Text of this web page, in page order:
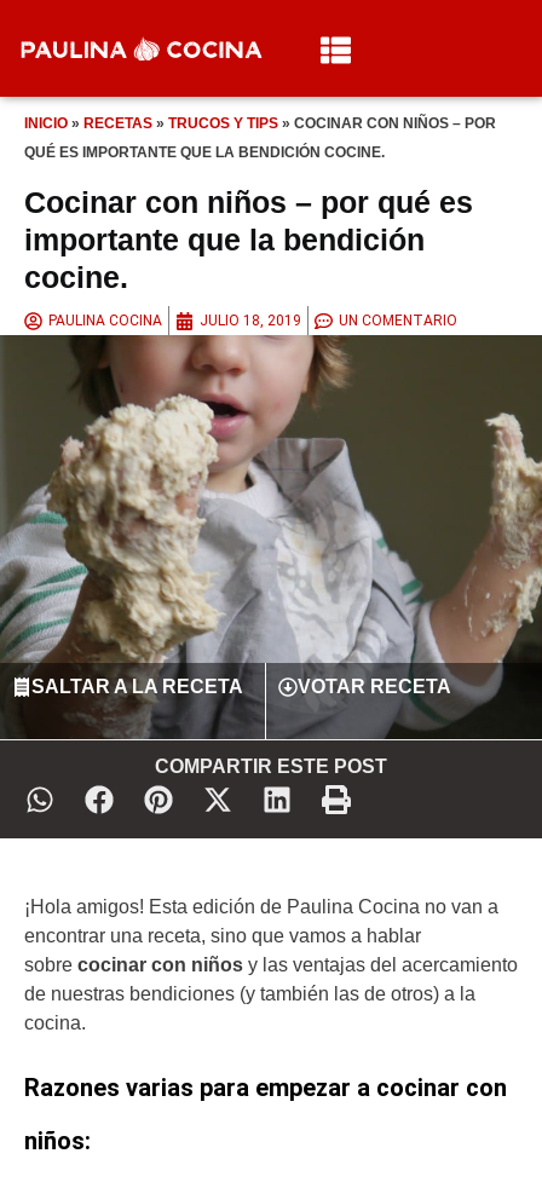
INICIO » RECETAS » TRUCOS Y TIPS » COCINAR CON NIÑOS – POR
QUÉ ES IMPORTANTE QUE LA BENDICIÓN COCINE.
Cocinar con niños – por qué es
importante que la bendición
cocine.
PAULINA COCINA JULIO 18, 2019 UN COMENTARIO
SALTAR A LA RECETA VOTAR RECETA
COMPARTIR ESTE POST
¡Hola amigos! Esta edición de Paulina Cocina no van a
encontrar una receta, sino que vamos a hablar
sobre cocinar con niños y las ventajas del acercamiento
de nuestras bendiciones (y también las de otros) a la
cocina.
Razones varias para empezar a cocinar con
niños: